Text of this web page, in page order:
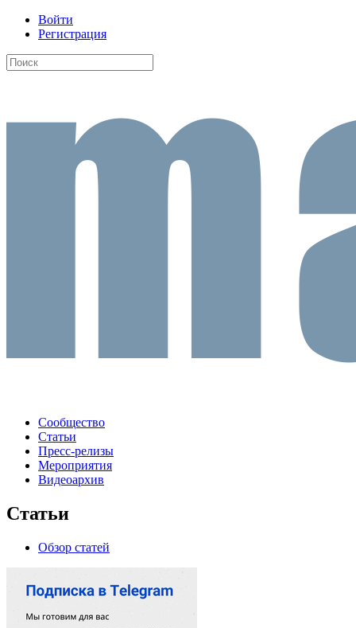
Войти
Регистрация
Сообщество
Статьи
Пресс-релизы
Мероприятия
Видеоархив
Статьи
Обзор статей